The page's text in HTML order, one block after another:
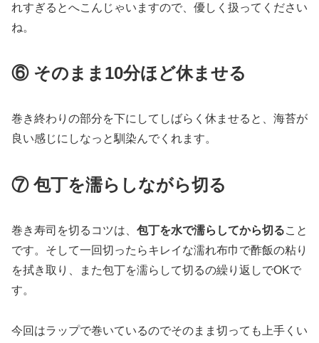
れすぎるとへこんじゃいますので、優しく扱ってください
ね。
⑥ そのまま10分ほど休ませる
巻き終わりの部分を下にしてしばらく休ませると、海苔が
良い感じにしなっと馴染んでくれます。
⑦ 包丁を濡らしながら切る
巻き寿司を切るコツは、 包丁を水で濡らしてから切ること
です。そして一回切ったらキレイな濡れ布巾で酢飯の粘り
を拭き取り、また包丁を濡らして切るの繰り返しでOKで
す。
今回はラップで巻いているのでそのまま切っても上手くい